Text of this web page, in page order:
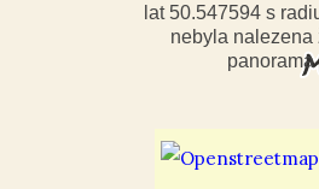
lat 50.547594 s
nebyla nalezena
panorama